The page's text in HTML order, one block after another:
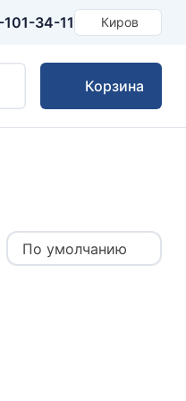
34-11 Киров
Корзина
По умолчанию